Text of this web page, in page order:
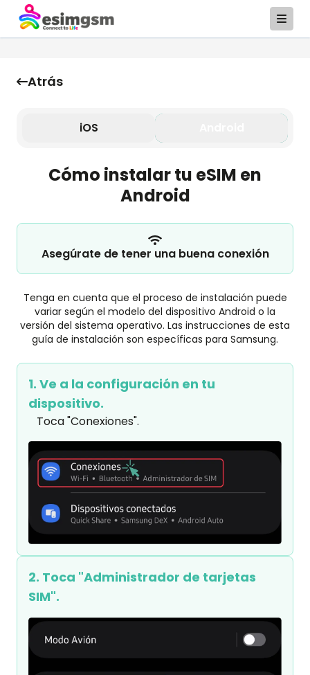
Atrás
iOS
Cómo instalar tu eSIM en
Android
Asegúrate de tener una buena conexión
Tenga en cuenta que el proceso de instalación puede
variar según el modelo del dispositivo Android o la
versión del sistema operativo. Las instrucciones de esta
guía de instalación son específicas para Samsung.
1. Ve a la configuración en tu
dispositivo.
Toca "Conexiones".
2. Toca "Administrador de tarjetas
SIM".